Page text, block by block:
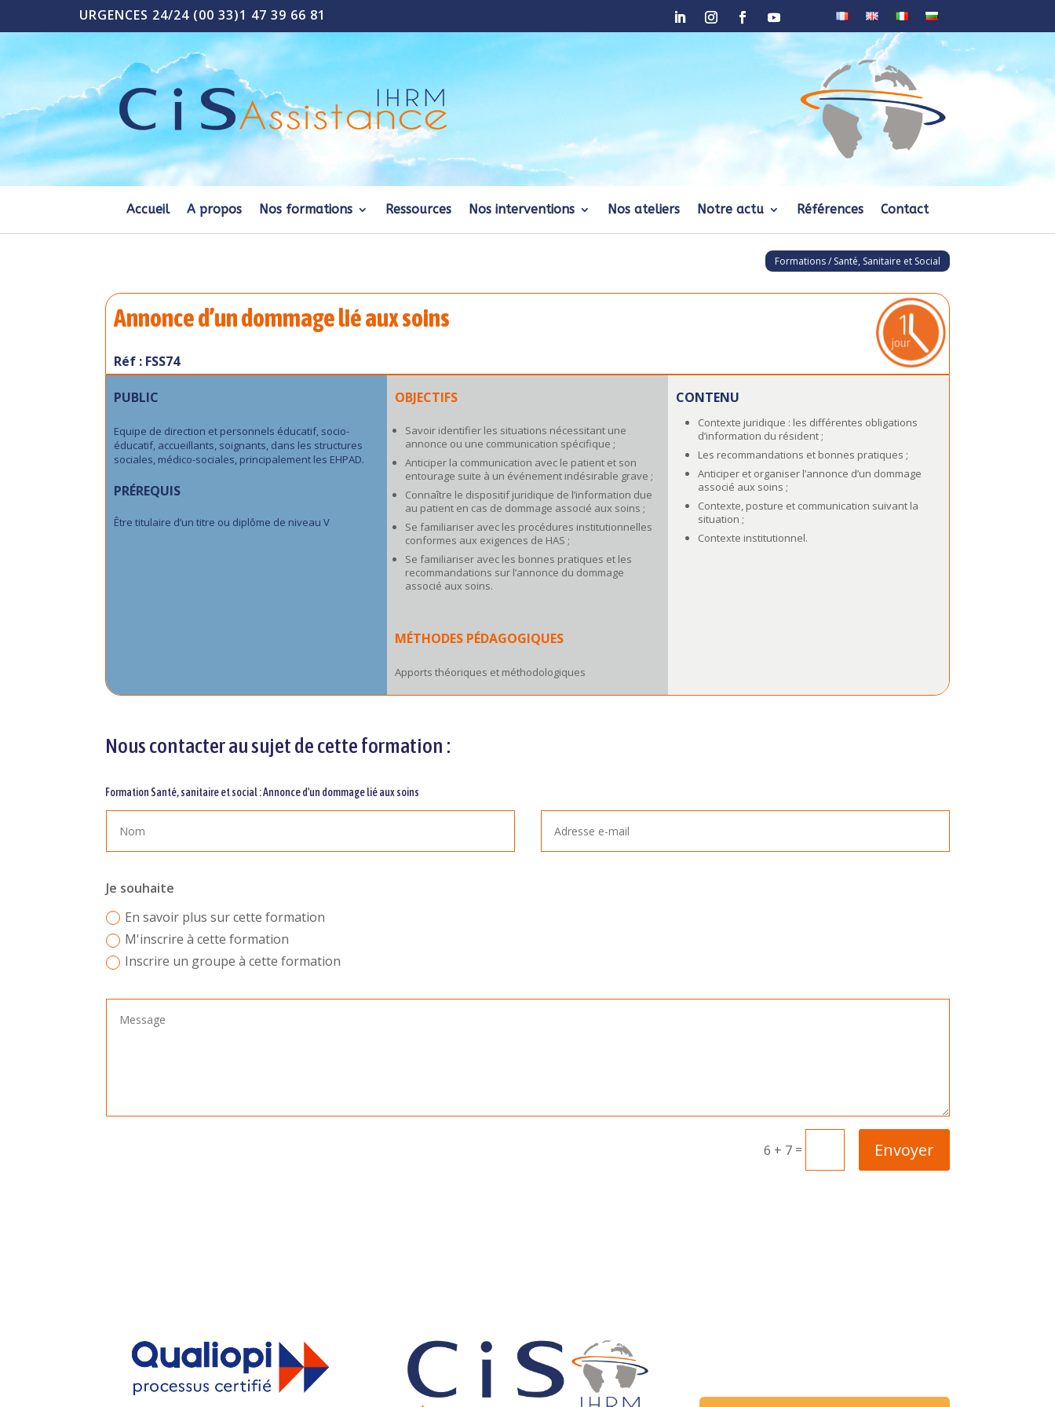
URGENCES 24/24 (00 33)1 47 39 66 81
Accueil A propos Nos formations Ressources Nos interventions Nos ateliers Notre actu Références Contact
Formations / Santé, Sanitaire et Social
Annonce d’un dommage lié aux soins
Réf : FSS74
PUBLIC
Equipe de direction et personnels éducatif, socio-
éducatif, accueillants, soignants, dans les structures
sociales, médico-sociales, principalement les EHPAD.
PRÉREQUIS
Être titulaire d’un titre ou diplôme de niveau V
OBJECTIFS
Savoir identifier les situations nécessitant une
annonce ou une communication spécifique ;
Anticiper la communication avec le patient et son
entourage suite à un événement indésirable grave ;
Connaître le dispositif juridique de l’information due
au patient en cas de dommage associé aux soins ;
Se familiariser avec les procédures institutionnelles
conformes aux exigences de HAS ;
Se familiariser avec les bonnes pratiques et les
recommandations sur l’annonce du dommage
associé aux soins.
MÉTHODES PÉDAGOGIQUES
Apports théoriques et méthodologiques
CONTENU
Contexte juridique : les différentes obligations
d’information du résident ;
Les recommandations et bonnes pratiques ;
Anticiper et organiser l’annonce d’un dommage
associé aux soins ;
Contexte, posture et communication suivant la
situation ;
Contexte institutionnel.
Nous contacter au sujet de cette formation :
Formation Santé, sanitaire et social : Annonce d'un dommage lié aux soins
Je souhaite
En savoir plus sur cette formation
M'inscrire à cette formation
Inscrire un groupe à cette formation
6 + 7= Envoyer